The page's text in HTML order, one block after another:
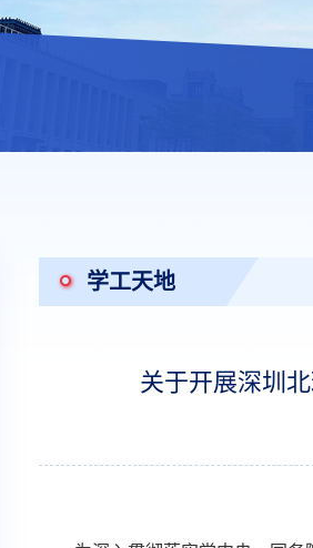
学工天地
关于开展深圳